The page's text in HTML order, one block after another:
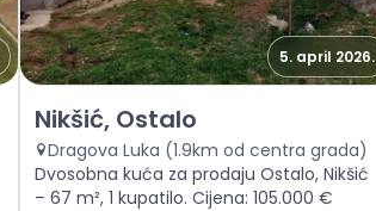
5. april 2026.
Prodaja - Kuća Nikšić, Ostalo
Nikšić, Ostalo
Dragova Luka (1.9km od centra grada)
Dvosobna kuća za prodaju Ostalo, Nikšić
– 67 m², 1 kupatilo. Cijena: 105.000 €